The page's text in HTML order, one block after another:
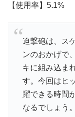
【使用率】5.1%
迫撃砲は、ス
ンのおかげで
キに組み込ま
す。今回はヒ
躍できる時間
なるでしょう。